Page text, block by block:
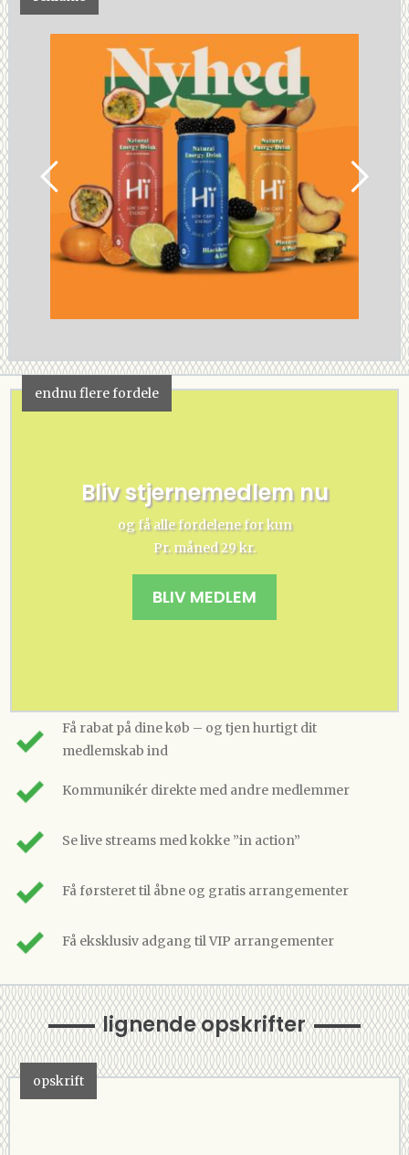
endnu flere fordele
Bliv stjernemedlem nu
og få alle fordelene for kun
Pr. måned 29 kr.
BLIV MEDLEM
Få rabat på dine køb – og tjen hurtigt dit
medlemskab ind
Kommunikér direkte med andre medlemmer
Se live streams med kokke ”in action”
Få førsteret til åbne og gratis arrangementer
Få eksklusiv adgang til VIP arrangementer
lignende opskrifter
opskrift